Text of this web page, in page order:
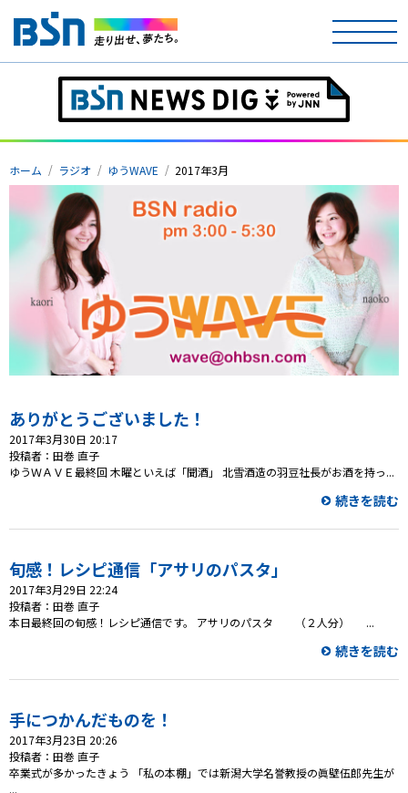
ホーム
テレビ
ラジオ
アナウンサー
イベント
ニュース
天気
プレゼント
コンテンツ・アプリ
Well-being 防災・減災
ショッピング
会社概要・ビジョン
ホーム ラジオ ゆうWAVE 2017年3月
ありがとうございました！
2017年3月30日 20:17
投稿者：田巻 直子
ゆうＷＡＶＥ最終回 木曜といえば「聞酒」 北雪酒造の羽豆社長がお酒を持っ...
続きを読む
旬感！レシピ通信「アサリのパスタ」
2017年3月29日 22:24
投稿者：田巻 直子
本日最終回の旬感！レシピ通信です。 アサリのパスタ （２人分） ...
続きを読む
手につかんだものを！
2017年3月23日 20:26
投稿者：田巻 直子
卒業式が多かったきょう 「私の本棚」では新潟大学名誉教授の眞壁伍郎先生が
...